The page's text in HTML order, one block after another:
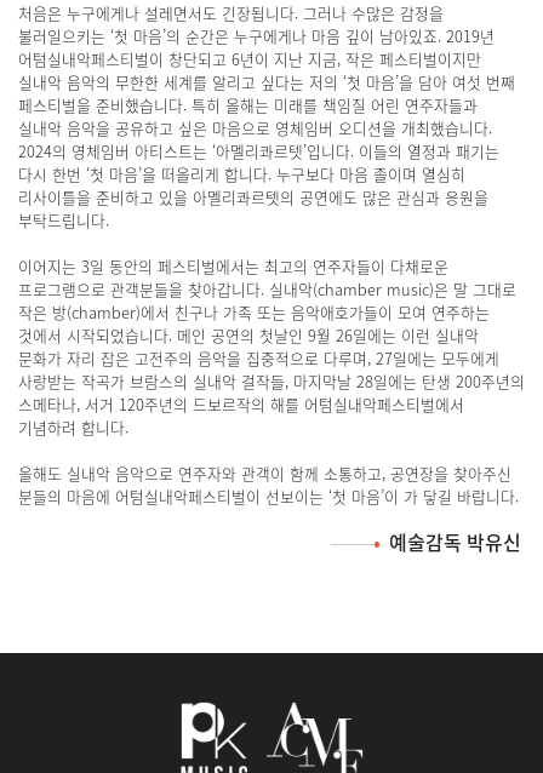
처음은 누구에게나 설레면서도 긴장됩니다. 그러나 수많은 감정을
불러일으키는 ‘첫 마음’의 순간은 누구에게나 마음 깊이 남아있죠. 2019년
어텀실내악페스티벌이 창단되고 6년이 지난 지금, 작은 페스티벌이지만
실내악 음악의 무한한 세계를 알리고 싶다는 저의 ‘첫 마음’을 담아 여섯 번째
페스티벌을 준비했습니다. 특히 올해는 미래를 책임질 어린 연주자들과
실내악 음악을 공유하고 싶은 마음으로 영체임버 오디션을 개최했습니다.
2024의 영체임버 아티스트는 ‘아멜리콰르텟’입니다. 이들의 열정과 패기는
다시 한번 ‘첫 마음’을 떠올리게 합니다. 누구보다 마음 졸이며 열심히
리사이틀을 준비하고 있을 아멜리콰르텟의 공연에도 많은 관심과 응원을
부탁드립니다.
이어지는 3일 동안의 페스티벌에서는 최고의 연주자들이 다채로운
프로그램으로 관객분들을 찾아갑니다. 실내악(chamber music)은 말 그대로
작은 방(chamber)에서 친구나 가족 또는 음악애호가들이 모여 연주하는
것에서 시작되었습니다. 메인 공연의 첫날인 9월 26일에는 이런 실내악
문화가 자리 잡은 고전주의 음악을 집중적으로 다루며, 27일에는 모두에게
사랑받는 작곡가 브람스의 실내악 걸작들, 마지막날 28일에는 탄생 200주년의
스메타나, 서거 120주년의 드보르작의 해를 어텀실내악페스티벌에서
기념하려 합니다.
올해도 실내악 음악으로 연주자와 관객이 함께 소통하고, 공연장을 찾아주신
분들의 마음에 어텀실내악페스티벌이 선보이는 ‘첫 마음’이 가 닿길 바랍니다.
예술감독 박유신